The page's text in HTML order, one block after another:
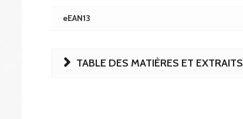
eEAN13
TABLE DES MATIÈRES ET EXTRAITS